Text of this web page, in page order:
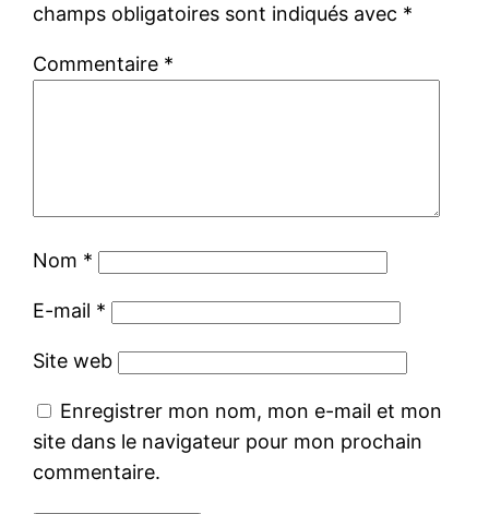
champs obligatoires sont indiqués avec *
Commentaire *
Nom *
E-mail *
Site web
Enregistrer mon nom, mon e-mail et mon
site dans le navigateur pour mon prochain
commentaire.